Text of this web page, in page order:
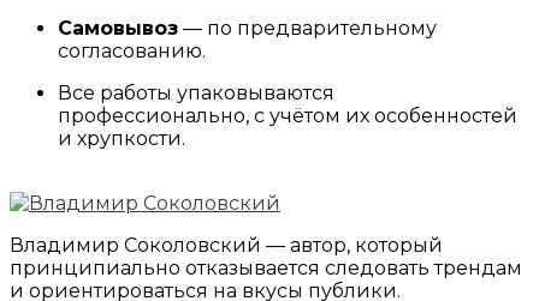
Самовывоз — по предварительному
согласованию.
Все работы упаковываются
профессионально, с учётом их особенностей
и хрупкости.
Владимир Соколовский — автор, который
принципиально отказывается следовать трендам
и ориентироваться на вкусы публики.